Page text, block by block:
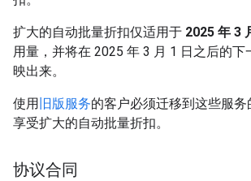
扩大的自动批量折扣仅适用于 2025 年 3
用量，并将在 2025 年 3 月 1 日之后的下
映出来。
使用 旧版服务的客户必须迁移到这些服
享受扩大的自动批量折扣。
协议合同